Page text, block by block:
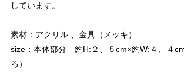
しています。
素材：アクリル 、金具（メッキ）
size：本体部分 約H:２、５cm×約W:４、４
ろ）